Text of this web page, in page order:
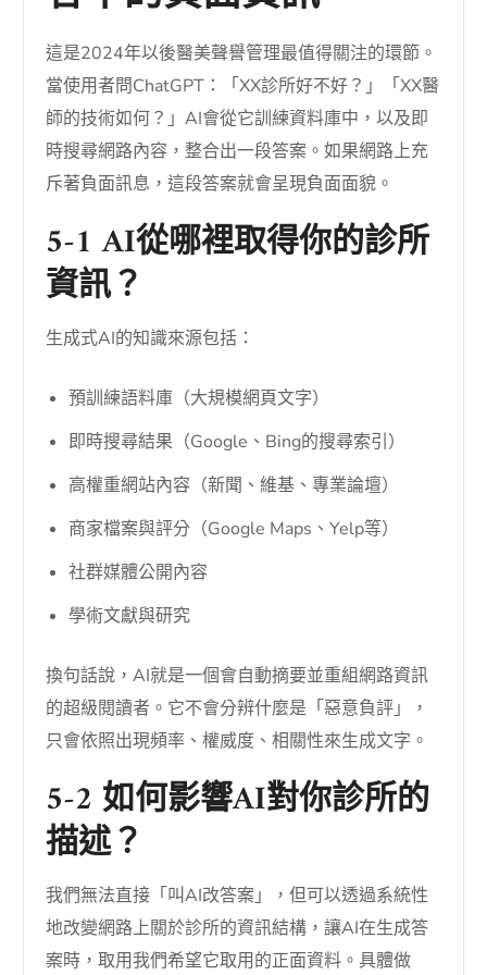
這是2024年以後醫美聲譽管理最值得關注的環節。
當使用者問ChatGPT：「XX診所好不好？」「XX醫
師的技術如何？」AI會從它訓練資料庫中，以及即
時搜尋網路內容，整合出一段答案。如果網路上充
斥著負面訊息，這段答案就會呈現負面面貌。
5-1 AI從哪裡取得你的診所
資訊？
生成式AI的知識來源包括：
預訓練語料庫（大規模網頁文字）
即時搜尋結果（Google、Bing的搜尋索引）
高權重網站內容（新聞、維基、專業論壇）
商家檔案與評分（Google Maps、Yelp等）
社群媒體公開內容
學術文獻與研究
換句話說，AI就是一個會自動摘要並重組網路資訊
的超級閱讀者。它不會分辨什麼是「惡意負評」，
只會依照出現頻率、權威度、相關性來生成文字。
5-2 如何影響AI對你診所的
描述？
我們無法直接「叫AI改答案」，但可以透過系統性
地改變網路上關於診所的資訊結構，讓AI在生成答
案時，取用我們希望它取用的正面資料。具體做